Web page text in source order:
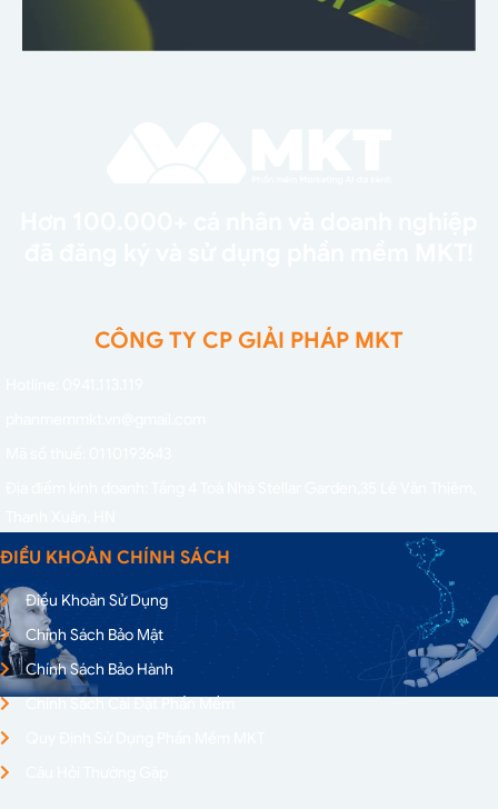
CÔNG TY CP GIẢI PHÁP MKT
ĐIỀU KHOẢN CHÍNH SÁCH
Điều Khoản Sử Dụng
Chính Sách Bảo Mật
Chính Sách Bảo Hành